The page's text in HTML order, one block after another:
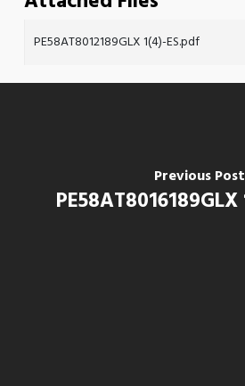
PE58AT8012189GLX 1(4)-ES.pdf
Previous Post